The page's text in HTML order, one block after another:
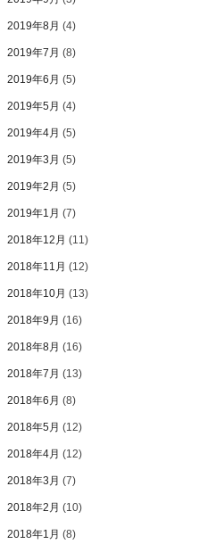
2019年8月 (4)
2019年7月 (8)
2019年6月 (5)
2019年5月 (4)
2019年4月 (5)
2019年3月 (5)
2019年2月 (5)
2019年1月 (7)
2018年12月 (11)
2018年11月 (12)
2018年10月 (13)
2018年9月 (16)
2018年8月 (16)
2018年7月 (13)
2018年6月 (8)
2018年5月 (12)
2018年4月 (12)
2018年3月 (7)
2018年2月 (10)
2018年1月 (8)